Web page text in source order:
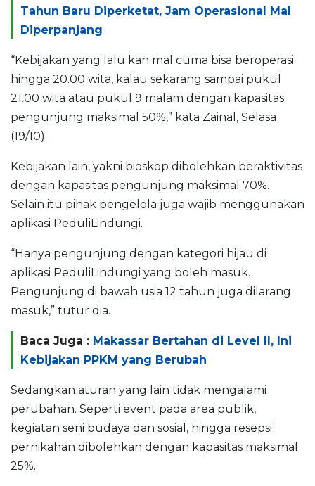
Tahun Baru Diperketat, Jam Operasional Mal
Diperpanjang
“Kebijakan yang lalu kan mal cuma bisa beroperasi
hingga 20.00 wita, kalau sekarang sampai pukul
21.00 wita atau pukul 9 malam dengan kapasitas
pengunjung maksimal 50%,” kata Zainal, Selasa
(19/10).
Kebijakan lain, yakni bioskop dibolehkan beraktivitas
dengan kapasitas pengunjung maksimal 70%.
Selain itu pihak pengelola juga wajib menggunakan
aplikasi PeduliLindungi.
“Hanya pengunjung dengan kategori hijau di
aplikasi PeduliLindungi yang boleh masuk.
Pengunjung di bawah usia 12 tahun juga dilarang
masuk,” tutur dia.
Baca Juga : Makassar Bertahan di Level II, Ini
Kebijakan PPKM yang Berubah
Sedangkan aturan yang lain tidak mengalami
perubahan. Seperti event pada area publik,
kegiatan seni budaya dan sosial, hingga resepsi
pernikahan dibolehkan dengan kapasitas maksimal
25%.